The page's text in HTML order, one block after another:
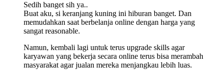
Sedih banget sih ya..
Buat aku, si keranjang kuning ini hiburan banget. Dan
memudahkan saat berbelanja online dengan harga yang
sangat reasonable.
Namun, kembali lagi untuk terus upgrade skills agar
karyawan yang bekerja secara online terus bisa merambah
masyarakat agar jualan mereka menjangkau lebih luas.